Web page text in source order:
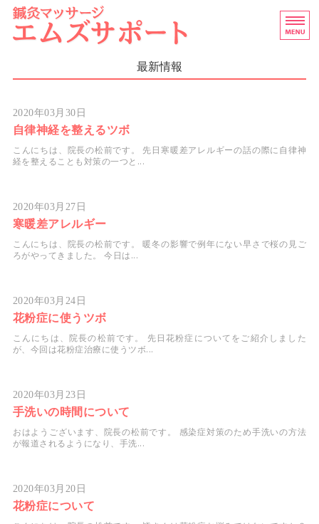
訪問鍼灸マッサージな
訪問マッサージについて
ご利用者様の声
お問い合わせ
最新情報
2020年03月30日
自律神経を整えるツボ
こんにちは、院長の松前です。 先日寒暖差アレルギーの話の際に自律神
経を整えることも対策の一つと...
2020年03月27日
寒暖差アレルギー
こんにちは、院長の松前です。 暖冬の影響で例年にない早さで桜の見ご
ろがやってきました。 今日は...
2020年03月24日
花粉症に使うツボ
こんにちは、院長の松前です。 先日花粉症についてをご紹介しました
が、今回は花粉症治療に使うツボ...
2020年03月23日
手洗いの時間について
おはようございます、院長の松前です。 感染症対策のため手洗いの方法
が報道されるようになり、手洗...
2020年03月20日
花粉症について